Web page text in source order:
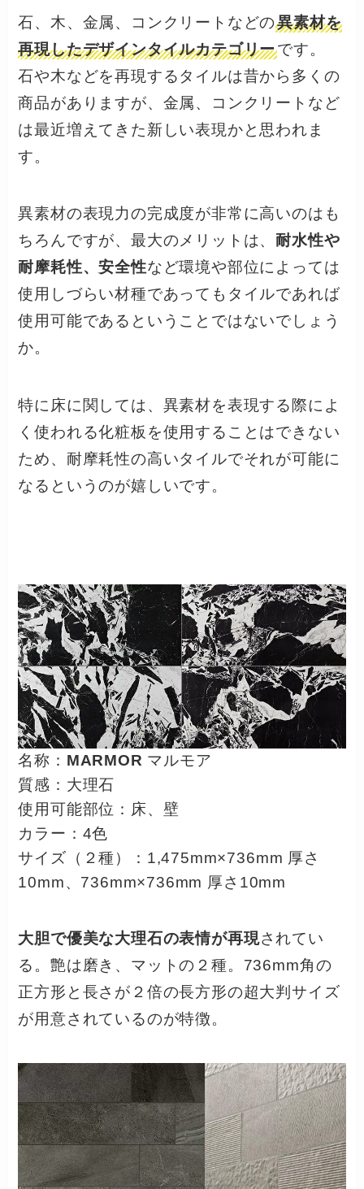
石、木、金属、コンクリートなどの異素材を
再現したデザインタイルカテゴリーです。
石や木などを再現するタイルは昔から多くの
商品がありますが、金属、コンクリートなど
は最近増えてきた新しい表現かと思われま
す。
異素材の表現力の完成度が非常に高いのはも
ちろんですが、最大のメリットは、 耐水性や
耐摩耗性、安全性など環境や部位によっては
使用しづらい材種であってもタイルであれば
使用可能であるということではないでしょう
か。
特に床に関しては、異素材を表現する際によ
く使われる化粧板を使用することはできない
ため、耐摩耗性の高いタイルでそれが可能に
なるというのが嬉しいです。
名称： MARMOR マルモア
質感：大理石
使用可能部位：床、壁
カラー：4色
サイズ（２種）：1,475mm×736mm 厚さ
10mm、736mm×736mm 厚さ10mm
大胆で優美な大理石の表情が再現されてい
る。艶は磨き、マットの２種。736mm角の
正方形と長さが２倍の長方形の超大判サイズ
が用意されているのが特徴。